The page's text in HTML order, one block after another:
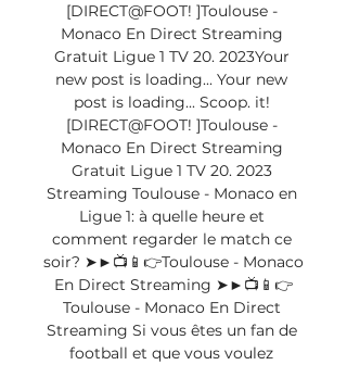
[DIRECT@FOOT! ]Toulouse -
Monaco En Direct Streaming
Gratuit Ligue 1 TV 20. 2023Your
new post is loading... Your new
post is loading... Scoop. it!
[DIRECT@FOOT! ]Toulouse -
Monaco En Direct Streaming
Gratuit Ligue 1 TV 20. 2023
Streaming Toulouse - Monaco en
Ligue 1: à quelle heure et
comment regarder le match ce
soir? ➤►📺📱👉Toulouse - Monaco
En Direct Streaming ➤►📺📱👉
Toulouse - Monaco En Direct
Streaming Si vous êtes un fan de
football et que vous voulez